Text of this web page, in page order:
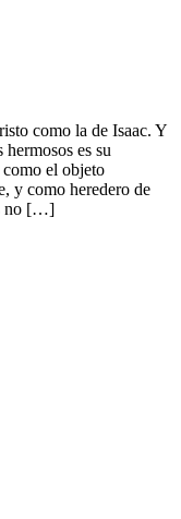
como la de Isaac. Y
es su
el objeto
y como heredero de
no […]